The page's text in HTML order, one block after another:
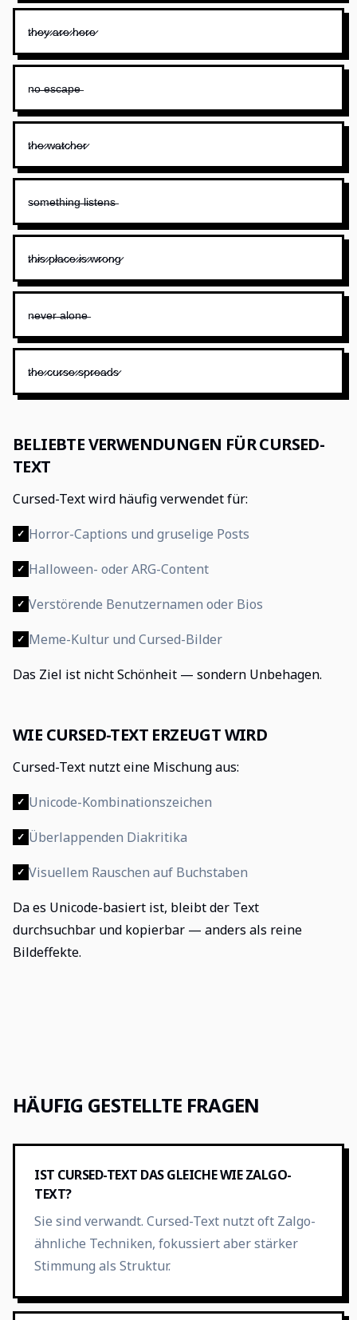
t̷h̷e̷y̷ ̷a̷r̷e̷ ̷h̷e̷r̷e̷
n̶o̶ ̶e̶s̶c̶a̶p̶e̶
t̷h̷e̷ ̷w̷a̷t̷c̷h̷e̷r̷
s̶o̶m̶e̶t̶h̶i̶n̶g̶ ̶l̶i̶s̶t̶e̶n̶s̶
t̷h̷i̷s̷ ̷p̷l̷a̷c̷e̷ ̷i̷s̷ ̷w̷r̷o̷n̷g̷
n̶e̶v̶e̶r̶ ̶a̶l̶o̶n̶e̶
t̷h̷e̷ ̷c̷u̷r̷s̷e̷ ̷s̷p̷r̷e̷a̷d̷s̷
BELIEBTE VERWENDUNGEN FÜR CURSED-
TEXT
Cursed-Text wird häufig verwendet für:
✓ Horror-Captions und gruselige Posts
✓ Halloween- oder ARG-Content
✓ Verstörende Benutzernamen oder Bios
✓ Meme-Kultur und Cursed-Bilder
Das Ziel ist nicht Schönheit — sondern Unbehagen.
WIE CURSED-TEXT ERZEUGT WIRD
Cursed-Text nutzt eine Mischung aus:
✓ Unicode-Kombinationszeichen
✓ Überlappenden Diakritika
✓ Visuellem Rauschen auf Buchstaben
Da es Unicode-basiert ist, bleibt der Text
durchsuchbar und kopierbar — anders als reine
Bildeffekte.
HÄUFIG GESTELLTE FRAGEN
IST CURSED-TEXT DAS GLEICHE WIE ZALGO-
TEXT?
Sie sind verwandt. Cursed-Text nutzt oft Zalgo-
ähnliche Techniken, fokussiert aber stärker
Stimmung als Struktur.